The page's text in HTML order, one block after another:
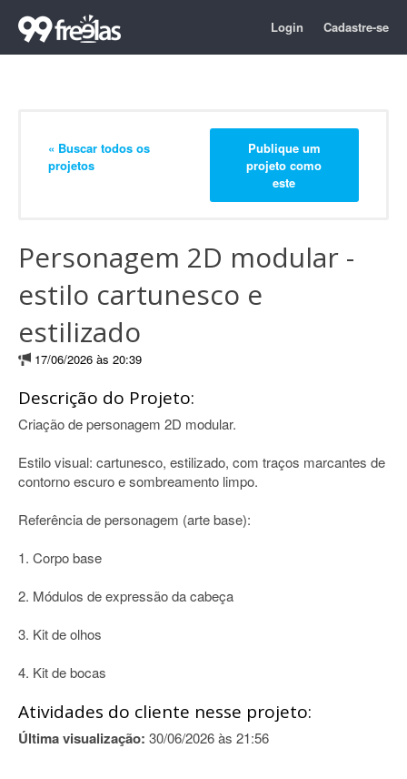
Login Cadastre-se
« Buscar todos os
projetos
Publique um
projeto como
este
Personagem 2D modular -
estilo cartunesco e
estilizado
17/06/2026 às 20:39
Descrição do Projeto:
Criação de personagem 2D modular.
Estilo visual: cartunesco, estilizado, com traços marcantes de
contorno escuro e sombreamento limpo.
Referência de personagem (arte base):
1. Corpo base
2. Módulos de expressão da cabeça
3. Kit de olhos
4. Kit de bocas
Atividades do cliente nesse projeto:
Última visualização: 30/06/2026 às 21:56